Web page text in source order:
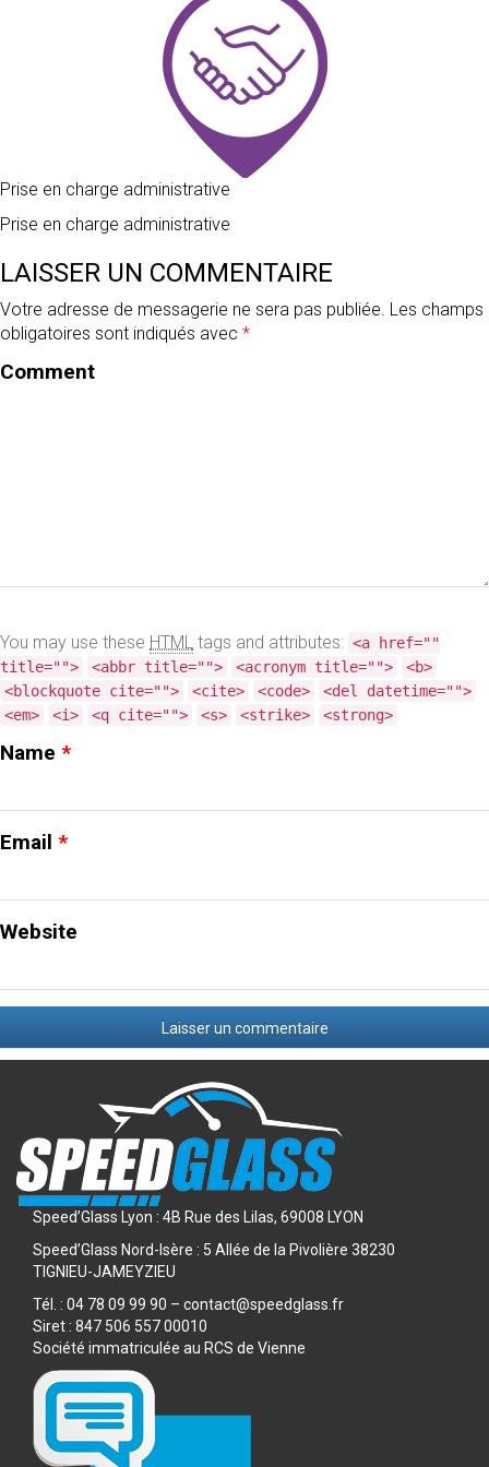
SPEED’GLASS
VILLEURBANNE
BRISE
DE
QUE
EXEMPLES
Prise en charge administrative
Prise en charge administrative
LAISSER UN COMMENTAIRE
Votre adresse de messagerie ne sera pas publiée. Les champs
obligatoires sont indiqués avec *
Comment
You may use these HTML tags and attributes: <a href=""
title="">
<abbr title=""> <acronym title="">
<b>
<blockquote cite="">
<cite> <code>
<del datetime="">
<em>
<i> <q cite=""> <s> <strike> <strong>
Name *
Email *
Website
Speed’Glass Lyon : 4B Rue des Lilas, 69008 LYON
Speed’Glass Nord-Isère : 5 Allée de la Pivolière 38230
TIGNIEU-JAMEYZIEU
Tél. : 04 78 09 99 90 – contact@speedglass.fr
Siret : 847 506 557 00010
Société immatriculée au RCS de Vienne